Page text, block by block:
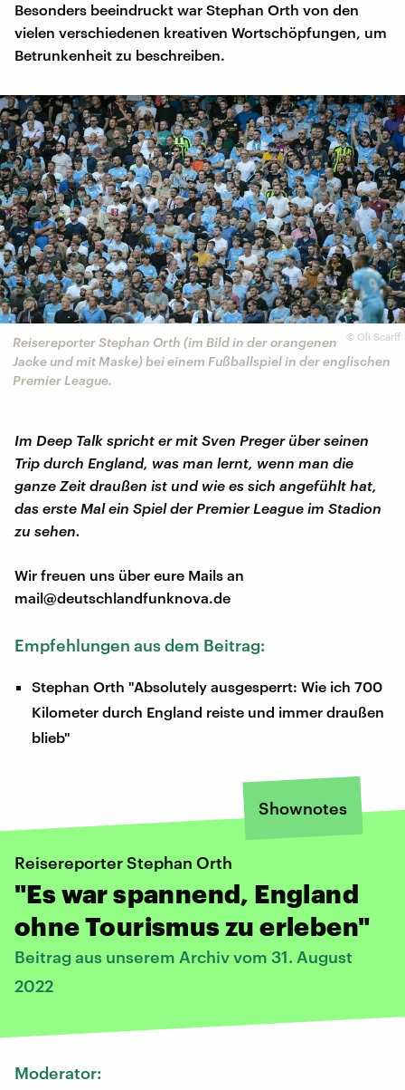
Besonders beeindruckt war Stephan Orth von den
vielen verschiedenen kreativen Wortschöpfungen, um
Betrunkenheit zu beschreiben.
© Oli Scarff
Reisereporter Stephan Orth (im Bild in der orangenen
Jacke und mit Maske) bei einem Fußballspiel in der englischen
Premier League.
Im Deep Talk spricht er mit Sven Preger über seinen
Trip durch England, was man lernt, wenn man die
ganze Zeit draußen ist und wie es sich angefühlt hat,
das erste Mal ein Spiel der Premier League im Stadion
zu sehen.
Wir freuen uns über eure Mails an
mail@deutschlandfunknova.de
Empfehlungen aus dem Beitrag:
Stephan Orth "Absolutely ausgesperrt: Wie ich 700
Kilometer durch England reiste und immer draußen
blieb"
Shownotes
Reisereporter Stephan Orth
"Es war spannend, England
ohne Tourismus zu erleben"
Beitrag aus unserem Archiv vom 31. August
2022
Moderator: